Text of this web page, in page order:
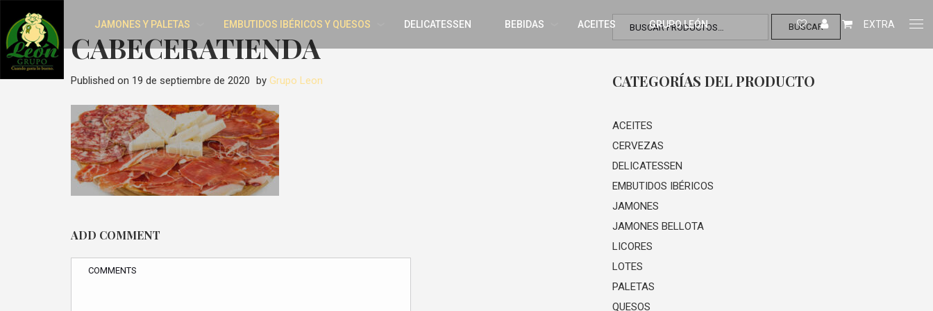
JAMONES Y PALETAS EMBUTIDOS IBÉRICOS Y QUESOS DELICATESSEN BEBIDAS ACEITES GRUPO LEÓN EXTRA
CABECERATIENDA
Published on 19 de septiembre de 2020 by Grupo Leon
ADD COMMENT
BUSCAR
CATEGORÍAS DEL PRODUCTO
ACEITES
CERVEZAS
DELICATESSEN
EMBUTIDOS IBÉRICOS
JAMONES
JAMONES BELLOTA
LICORES
LOTES
PALETAS
QUESOS